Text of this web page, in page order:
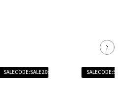
SALECODE:SALE20:20:%
Next